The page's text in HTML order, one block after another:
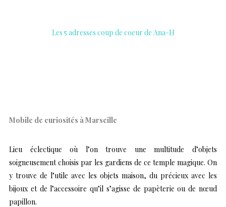
Les 5 adresses coup de coeur de Ana-H
Mobile de curiosités à Marseille
Lieu éclectique où l’on trouve une multitude d’objets
soigneusement choisis par les gardiens de ce temple magique. On
y trouve de l’utile avec les objets maison, du précieux avec les
bijoux et de l’accessoire qu’il s’agisse de papèterie ou de nœud
papillon.